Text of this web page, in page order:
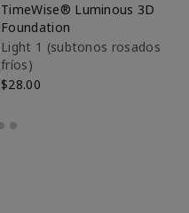
TimeWise® Luminous 3D
Foundation
Light 1​ (subtonos rosados
fríos)
$28.00